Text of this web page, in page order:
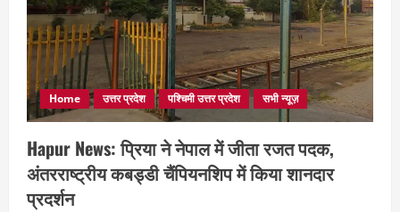
Home उत्तर प्रदेश पश्चिमी उत्तर प्रदेश सभी न्यूज़
Hapur News: प्रिया ने नेपाल में जीता रजत पदक,
अंतरराष्ट्रीय कबड्डी चैंपियनशिप में किया शानदार
प्रदर्शन